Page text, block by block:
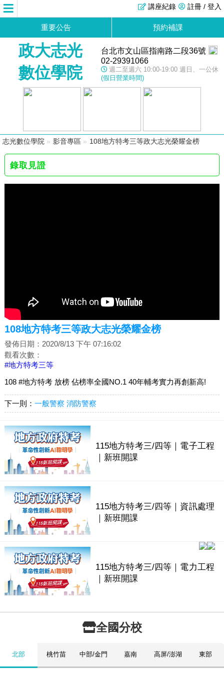
註冊 / 登入
講座紀錄
重要公告 預約補課
政大志光
數位學院
台北市文山區指南路二段36號
02-29391066
週二至週六 10:00-19:00 週日、一公休
(假日營業時間)
志光數位學院 » 影音專區 » 108地方特考三等政大志光榮耀金榜
錄取見證
108地方特考三等政大志光榮耀金榜
發佈日期：2020/8/13 下午 07:16:02
觀看次數：
#地方特考三等
108 #地方特考 放榜 佔榜率全國NO.1 40年輔考實力再創新高!
下一則： 一般警察 消防警察
115地方特考三/四等｜電子工程
｜新班開課
115地方特考三/四等｜資訊處理
｜新班開課
115地方特考三/四等｜電力工程
｜新班開課
全國分校
北部 桃竹苗 中部/金門 嘉南 高屏/澎湖 東部